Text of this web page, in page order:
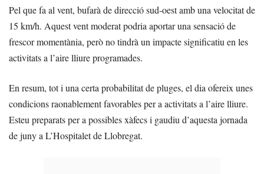
Pel que fa al vent, bufarà de direcció sud-oest amb una velocitat de
15 km/h. Aquest vent moderat podria aportar una sensació de
frescor momentània, però no tindrà un impacte significatiu en les
activitats a l’aire lliure programades.
En resum, tot i una certa probabilitat de pluges, el dia ofereix unes
condicions raonablement favorables per a activitats a l’aire lliure.
Esteu preparats per a possibles xàfecs i gaudiu d’aquesta jornada
de juny a L’Hospitalet de Llobregat.